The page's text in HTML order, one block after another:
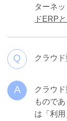
ターネ
ドERP
Q クラウ
A
クラウ
もので
は「利